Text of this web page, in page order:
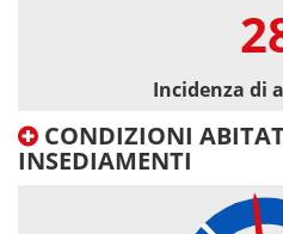
Incidenza di
CONDIZIONI
INSEDIAMENTI